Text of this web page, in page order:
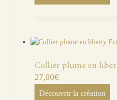
Collier plume en
27,00€
Découvrir la création